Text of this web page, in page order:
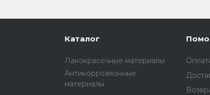
Каталог
Лакокрасочные материалы
Антикоррозионные
материалы